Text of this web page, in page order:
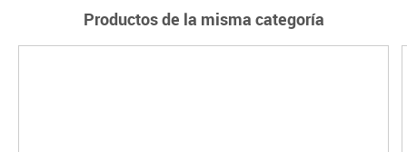
Productos de la misma categoría